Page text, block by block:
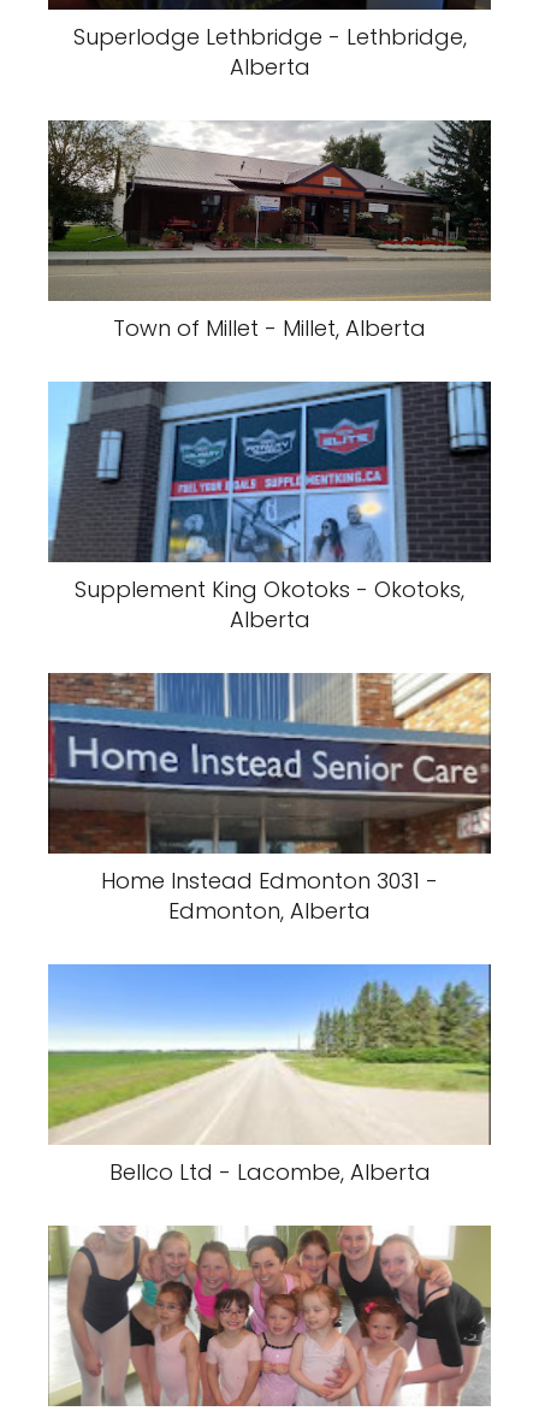
Superlodge Lethbridge - Lethbridge,
Alberta
Town of Millet - Millet, Alberta
Supplement King Okotoks - Okotoks,
Alberta
Home Instead Edmonton 3031 -
Edmonton, Alberta
Bellco Ltd - Lacombe, Alberta